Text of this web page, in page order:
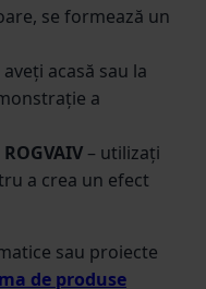
se formează un
aveți acasă sau la
a
– utilizați
a crea un efect
sau proiecte
de produse